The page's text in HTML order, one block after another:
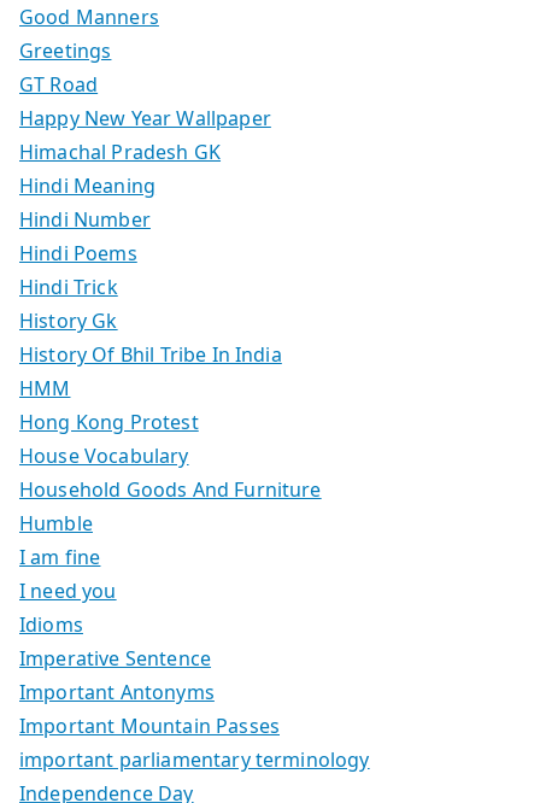
Good Manners
Greetings
GT Road
Happy New Year Wallpaper
Himachal Pradesh GK
Hindi Meaning
Hindi Number
Hindi Poems
Hindi Trick
History Gk
History Of Bhil Tribe In India
HMM
Hong Kong Protest
House Vocabulary
Household Goods And Furniture
Humble
I am fine
I need you
Idioms
Imperative Sentence
Important Antonyms
Important Mountain Passes
important parliamentary terminology
Independence Day